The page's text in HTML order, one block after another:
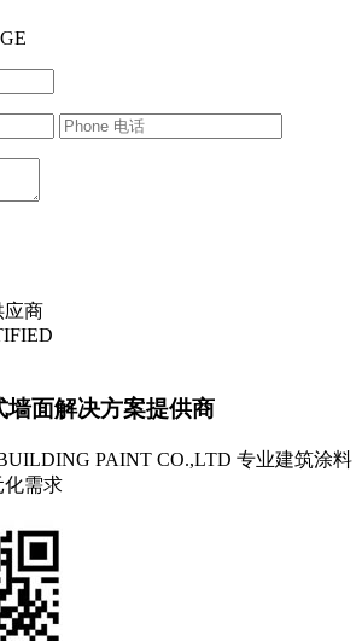
应商
墙面解决方案提供商
PAINT CO.,LTD 专业建筑涂料
化需求